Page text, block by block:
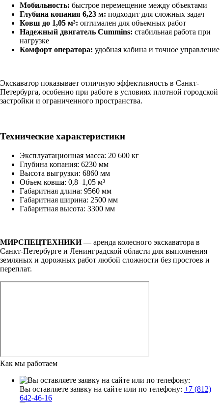
Мобильность: быстрое перемещение между объектами
Глубина копания 6,23 м: подходит для сложных задач
Ковш до 1,05 м³: оптимален для объемных работ
Надежный двигатель Cummins: стабильная работа при
нагрузке
Комфорт оператора: удобная кабина и точное управление
Экскаватор показывает отличную эффективность в Санкт-
Петербурга, особенно при работе в условиях плотной городской
застройки и ограниченного пространства.
Технические характеристики
Эксплуатационная масса: 20 600 кг
Глубина копания: 6230 мм
Высота выгрузки: 6860 мм
Объем ковша: 0,8–1,05 м³
Габаритная длина: 9560 мм
Габаритная ширина: 2500 мм
Габаритная высота: 3300 мм
МИРСПЕЦТЕХНИКИ— аренда колесного экскаватора в
Санкт-Петербурге и Ленинградской области для выполнения
земляных и дорожных работ любой сложности без простоев и
переплат.
Как мы работаем
Вы оставляете заявку на сайте или по телефону: +7 (812)
642-46-16